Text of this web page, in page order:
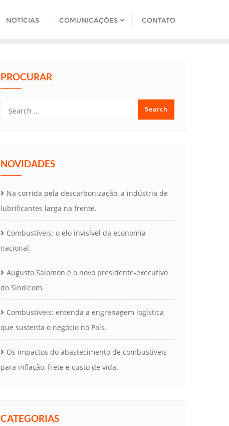
NOTÍCIAS COMUNICAÇÕES CONTATO
PROCURAR
NOVIDADES
Na corrida pela descarbonização, a indústria de
lubrificantes larga na frente.
Combustíveis: o elo invisível da economia
nacional.
Augusto Salomon é o novo presidente-executivo
do Sindicom.
Combustíveis: entenda a engrenagem logística
que sustenta o negócio no País.
Os impactos do abastecimento de combustíveis
para inflação, frete e custo de vida.
CATEGORIAS